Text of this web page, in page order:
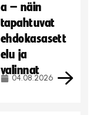
a – näin
tapahtuvat
ehdokasasett
elu ja
valinnat
04.08.2026